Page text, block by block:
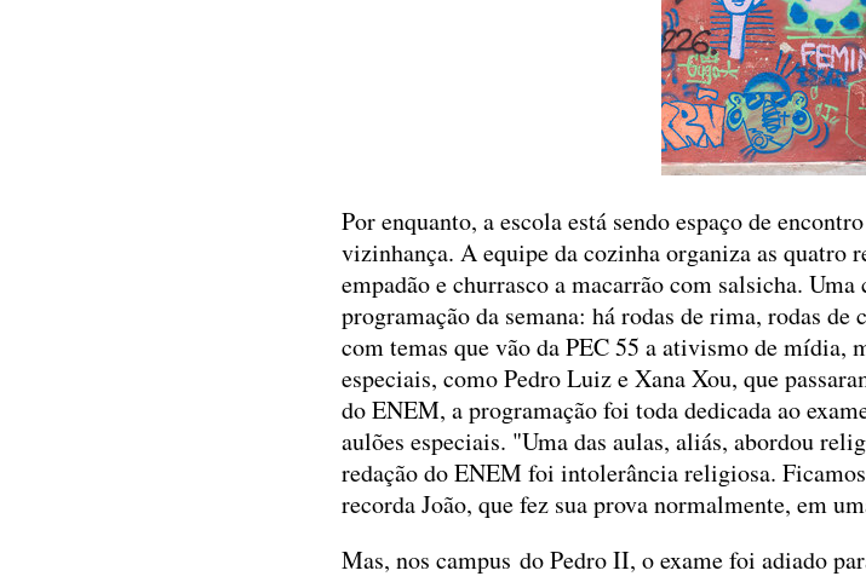
Por enquanto, a escola está sendo espaço de
vizinhança. A equipe da cozinha organiza as quatro
empadão e churrasco a macarrão com salsicha.
programação da semana: há rodas de rima, rodas
com temas que vão da PEC 55 a ativismo de mídia,
especiais, como Pedro Luiz e Xana Xou, que
do ENEM, a programação foi toda dedicada ao
aulões especiais. "Uma das aulas, aliás, abordou
redação do ENEM foi intolerância religiosa.
recorda João, que fez sua prova normalmente, em
Mas, nos campus do Pedro II, o exame foi adiado